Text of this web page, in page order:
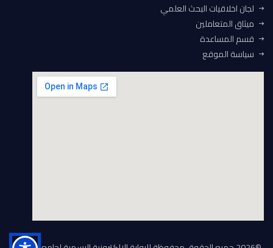
لجان اخلاقيات البحث العلمي
ميثاق المتعاملين
قسم المساعدة
سياسة الموقع